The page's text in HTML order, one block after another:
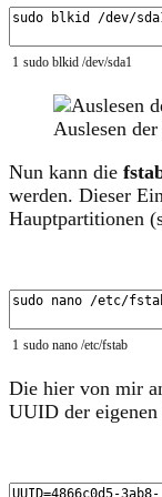
1 sudo blkid /dev/sda1
Auslesen
Nun kann die
werden. Dieser
Hauptpartitionen
1 sudo nano /etc/fstab
Die hier von mir
UUID der eigenen